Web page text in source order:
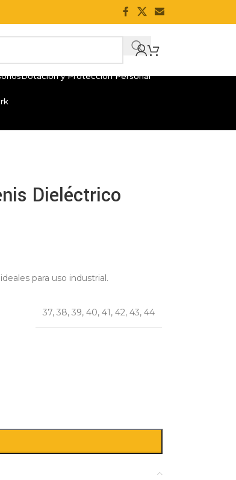
Dotación y Protección Personal
Dieléctrico
para uso industrial.
37,38,39,40,41,42,43,44